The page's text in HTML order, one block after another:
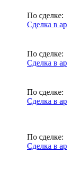
По сделке:
Сделка в
По сделке:
Сделка в
По сделке:
Сделка в
По сделке:
Сделка в